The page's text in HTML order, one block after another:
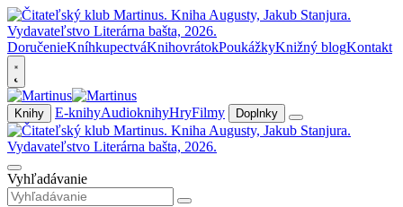
DoručenieKníhkupectváKnihovrátokPoukážkyKnižný blogKontakt
Knihy E-knihyAudioknihyHryFilmy Doplnky
Vyhľadávanie